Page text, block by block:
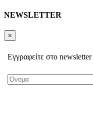
NEWSLETTER
×
Εγγραφείτε στο